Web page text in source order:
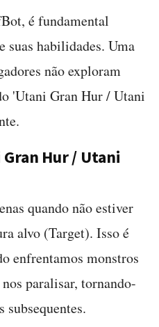
é fundamental
habilidades. Uma
não exploram
'Utani Gran Hur / Utani
Hur / Utani
quando não estiver
alvo (Target). Isso é
enfrentamos monstros
paralisar, tornando-
subsequentes.